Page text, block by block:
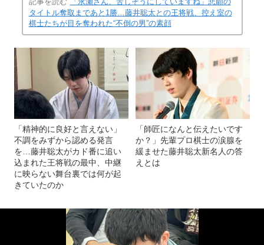
タイトル奪取まであと1勝…藤井聡太との王将戦、控え室の
棋士たちが目を奪われた“不倒の男”の素顔
「精神的に良好と言えない」
不調をみずから認める発言
を…藤井聡太がカド番に追い
込まれた王将戦の最中、中継
に映らない舞台裏では何が起
きていたのか
「師匠になんと伝えたいです
か？」先輩プロ棋士の涙腺を
緩ませた藤井聡太新名人の答
えとは